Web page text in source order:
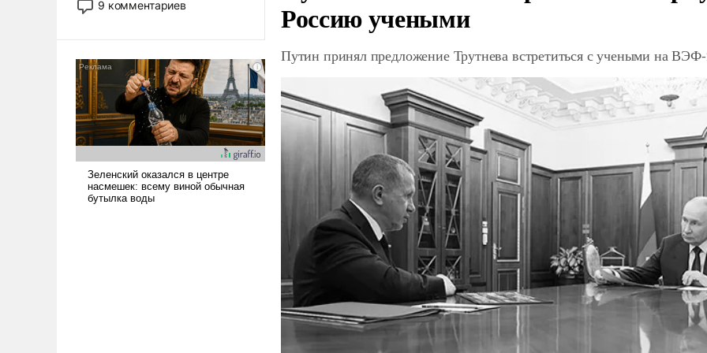
революционных изменений.
псевдонаучной фантастики,
стало всерьез обсуждаемой
идеей.
9 комментариев
Россию учеными
Путин принял предложение Трутнева встретиться с учеными на